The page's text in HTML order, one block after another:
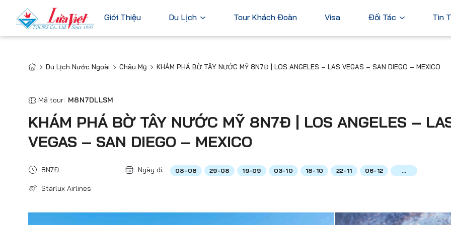
Giới Thiệu Du Lịch
Du Lịch Trong Nước
Tour Cao Cấp
Pháp
Đức
Ý
Xem tất cả
Hàn Quốc
Xem tất cả
Tour Khách Đoàn Visa Đối Tác Tin
Du Lịch Nước Ngoài Châu Mỹ KHÁM PHÁ BỜ TÂY NƯỚC MỸ 8N7Đ | LOS ANGELES – LAS VEGAS – SAN DIEGO – MEXICO
Mã tour: M8N7DLLSM
KHÁM PHÁ BỜ TÂY NƯỚC MỸ 8N7Đ | LOS ANGELES –
VEGAS – SAN DIEGO – MEXICO
8N7Đ Ngày đi: 08-08 29-08 19-09 03-10 18-10 22-11 06-12 ...
Starlux Airlines